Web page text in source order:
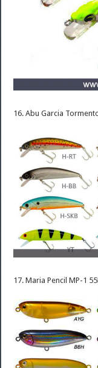
16. Abu Garcia
17. Maria Pencil MP-1